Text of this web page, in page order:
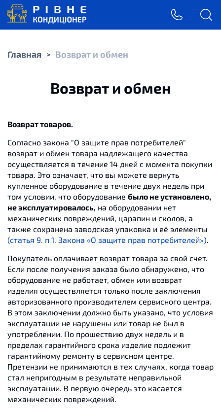
Главная > Возврат и обмен
Возврат и обмен
Возврат товаров.
Согласно закона "О защите прав потребителей"
возврат и обмен товара надлежащего качества
осуществляется в течение 14 дней с момента покупки
товара. Это означает, что вы можете вернуть
купленное оборудование в течение двух недель при
том условии, что оборудование было не установлено,
не эксплуатировалось, на оборудовании нет
механических повреждений, царапин и сколов, а
также сохранена заводская упаковка и её элементы
(статья 9. п 1. Закона «О защите прав потребителей»).
Покупатель оплачивает возврат товара за свой счет.
Если после получения заказа было обнаружено, что
оборудование не работает, обмен или возврат
изделия осуществляется только после заключения
авторизованного производителем сервисного центра.
В этом заключении должно быть указано, что условия
эксплуатации не нарушены или товар не был в
употреблении. По прошествию двух недель и в
пределах гарантийного срока изделие подлежит
гарантийному ремонту в сервисном центре.
Претензии не принимаются в тех случаях, когда товар
стал непригодным в результате неправильной
эксплуатации. В первую очередь это касается
механических повреждений.